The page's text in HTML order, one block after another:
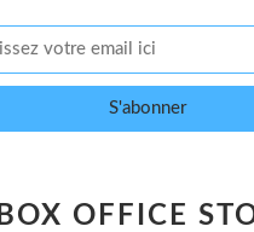
BOX OFFICE